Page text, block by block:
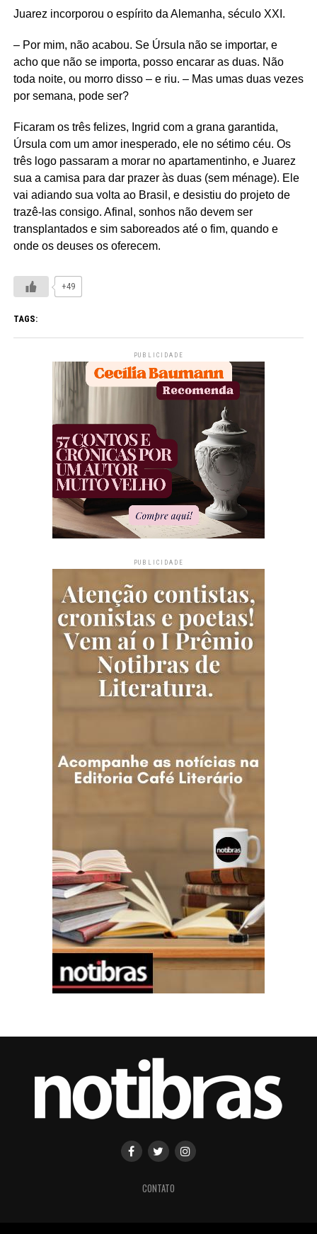
Juarez incorporou o espírito da Alemanha, século XXI.
– Por mim, não acabou. Se Úrsula não se importar, e
acho que não se importa, posso encarar as duas. Não
toda noite, ou morro disso – e riu. – Mas umas duas vezes
por semana, pode ser?
Ficaram os três felizes, Ingrid com a grana garantida,
Úrsula com um amor inesperado, ele no sétimo céu. Os
três logo passaram a morar no apartamentinho, e Juarez
sua a camisa para dar prazer às duas (sem ménage). Ele
vai adiando sua volta ao Brasil, e desistiu do projeto de
trazê-las consigo. Afinal, sonhos não devem ser
transplantados e sim saboreados até o fim, quando e
onde os deuses os oferecem.
+49
TAGS:
PUBLICIDADE
PUBLICIDADE
CONTATO